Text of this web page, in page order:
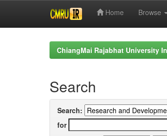
Home Browse
ChiangMai Rajabhat University
Search
Search:
for